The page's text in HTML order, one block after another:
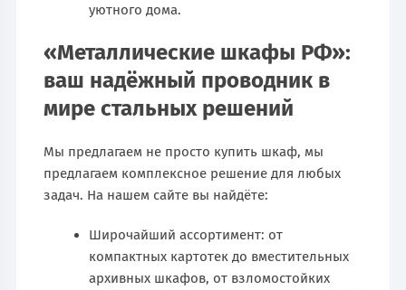
уютного дома.
«Металлические шкафы РФ»:
ваш надёжный проводник в
мире стальных решений
Мы предлагаем не просто купить шкаф, мы
предлагаем комплексное решение для любых
задач. На нашем сайте вы найдёте:
Широчайший ассортимент: от
компактных картотек до вместительных
архивных шкафов, от взломостойких